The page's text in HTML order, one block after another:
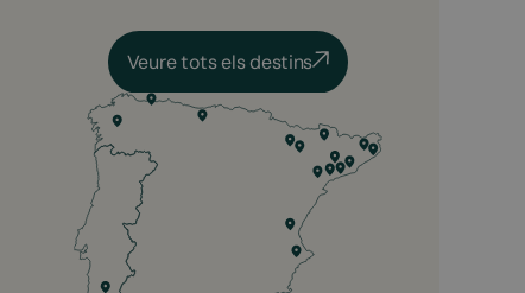
Veure tots els destins